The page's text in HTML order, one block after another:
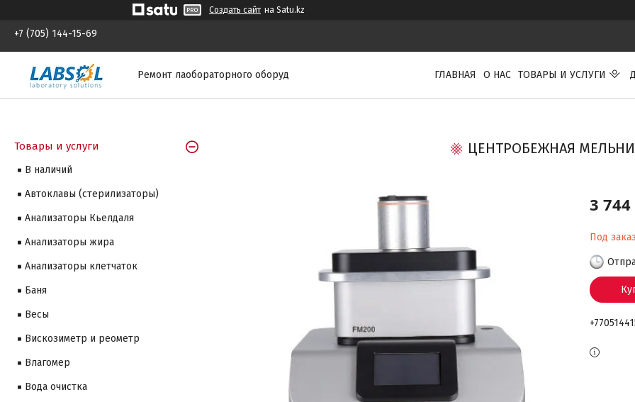
Создать сайт на Satu.kz
+7 (705) 144-15-69
Ремонт лаобораторного оборуд ГЛАВНАЯ О НАС ТОВАРЫ И УСЛУГИ
ЦЕНТРОБЕЖНАЯ
3
Под
Товары и услуги
В наличий
Автоклавы (стерилизаторы)
Анализаторы Кьелдаля
Анализаторы жира
Анализаторы клетчаток
Баня
Весы
Вискозиметр и реометр
Влагомер
Вода очистка